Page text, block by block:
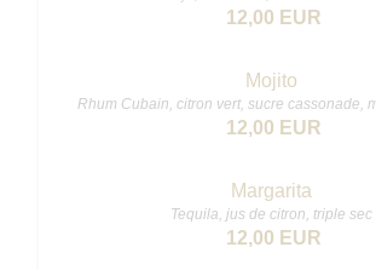
12,00 EUR
Mojito
Rhum Cubain, citron vert, sucre cassonade,
12,00 EUR
Margarita
Tequila, jus de citron, triple sec
12,00 EUR